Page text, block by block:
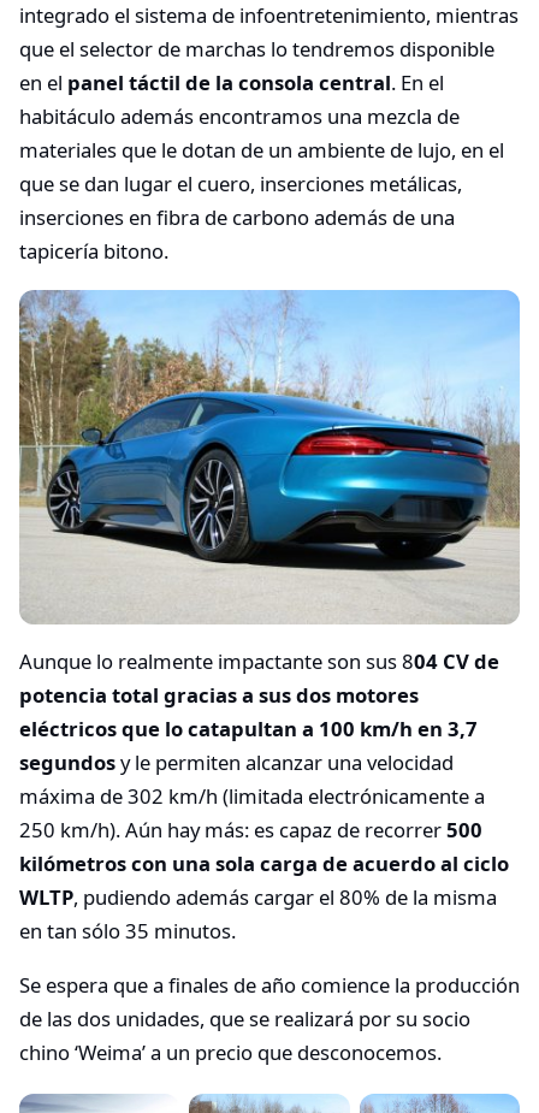
integrado el sistema de infoentretenimiento, mientras
que el selector de marchas lo tendremos disponible
en el panel táctil de la consola central. En el
habitáculo además encontramos una mezcla de
materiales que le dotan de un ambiente de lujo, en el
que se dan lugar el cuero, inserciones metálicas,
inserciones en fibra de carbono además de una
tapicería bitono.
Aunque lo realmente impactante son sus 804 CV de
potencia total gracias a sus dos motores
eléctricos que lo catapultan a 100 km/h en 3,7
segundosy le permiten alcanzar una velocidad
máxima de 302 km/h (limitada electrónicamente a
250 km/h). Aún hay más: es capaz de recorrer500
kilómetros con una sola carga de acuerdo al ciclo
WLTP, pudiendo además cargar el 80% de la misma
en tan sólo 35 minutos.
Se espera que a finales de año comience la producción
de las dos unidades, que se realizará por su socio
chino ‘Weima’ a un precio que desconocemos.